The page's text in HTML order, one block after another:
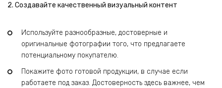
2. Создавайте качественный визуальный контент
Используйте разнообразные, достоверные и
оригинальные фотографии того, что предлагаете
потенциальному покупателю.
Покажите фото готовой продукции, в случае если
работаете под заказ. Достоверность здесь важнее, чем